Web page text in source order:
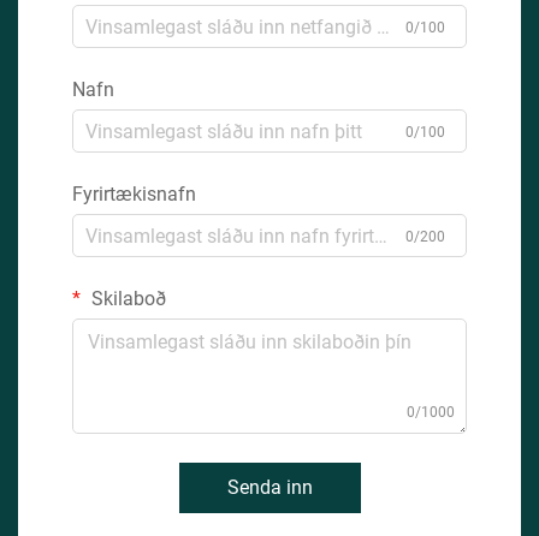
0/100
Nafn
0/100
Fyrirtækisnafn
0/200
Skilaboð
0/1000
Senda inn